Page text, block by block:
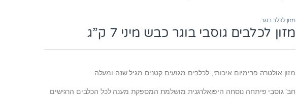
מזון לכלב בוגר
מזון לכלבים גוסבי בוגר כבש מיני 7 ק”ג
מזון אולטרה פרימיום איכותי, לכלבים מגזעים קטנים מגיל שנה ומעלה.
חב’ גוסבי פיתחה נוסחה היפואלרגנית מושלמת המספקת מענה לכל הכלבים הרגישים